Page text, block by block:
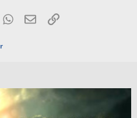
WhatsApp
E-MailLink